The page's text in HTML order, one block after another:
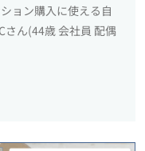
ョン購入に使える自
さん(44歳 会社員 配偶